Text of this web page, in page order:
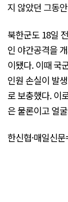
지 않았던 그동
북한군도 18일
인 야간공격을
이됐다. 이때 국
인원 손실이 발
로 보충했다. 이
은 물론이고 얼
한신협·매일신